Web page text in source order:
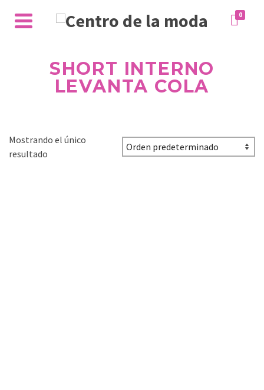
0
SHORT INTERNO
LEVANTA COLA
Mostrando el único
resultado